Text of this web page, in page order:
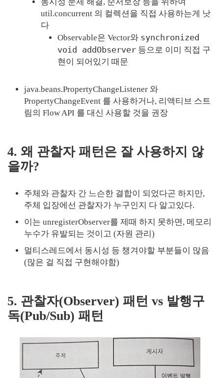
util.concurrent 의 컬렉션을 직접 사용하는게 낫
다
Observable은 Vector와 synchronized
void addObserver 등으로 이미 직접 구
현이 되어있기 때문
java.beans.PropertyChangeListener 와
PropertyChangeEvent 를 사용하거나, 리액티브 스트
림의 Flow API 를 대신 사용할 것을 권장
4. 왜 관찰자 패턴은 잘 사용하지 않
을까?
주체와 관찰자 간 느슨한 결합이 되었다곤 하지만,
주체 입장에선 관찰자가 누구인지 다 알고있다.
이는 unregisterObserver를 제때 하지 못하면, 메모리
누수가 유발되는 것이고 (자원 관리)
멀티스레드에서 동시성 등 챙겨야할 부분들이 많음
(많은 걸 직접 구현해야함)
5. 관찰자(Observer) 패턴 vs 발행구
독(Pub/Sub) 패턴